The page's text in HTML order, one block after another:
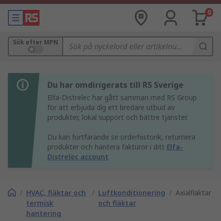
0
Sök efter MPN
Du har omdirigerats till RS Sverige
Elfa-Distrelec har gått samman med RS Group
för att erbjuda dig ett bredare utbud av
produkter, lokal support och bättre tjänster.
Du kan fortfarande se orderhistorik, returnera
produkter och hantera fakturor i ditt Elfa-
Distrelec account
/ HVAC, fläktar och
termisk
hantering
/ Luftkonditionering
och fläktar
/ Axialfläktar